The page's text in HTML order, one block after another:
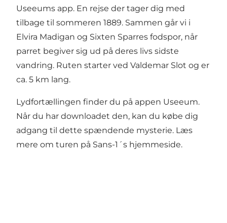
Useeums app. En rejse der tager dig med
tilbage til sommeren 1889. Sammen går vi i
Elvira Madigan og Sixten Sparres fodspor, når
parret begiver sig ud på deres livs sidste
vandring. Ruten starter ved Valdemar Slot og er
ca. 5 km lang.
Lydfortællingen finder du på appen Useeum.
Når du har downloadet den, kan du købe dig
adgang til dette spændende mysterie. Læs
mere om turen på Sans-1´s hjemmeside.